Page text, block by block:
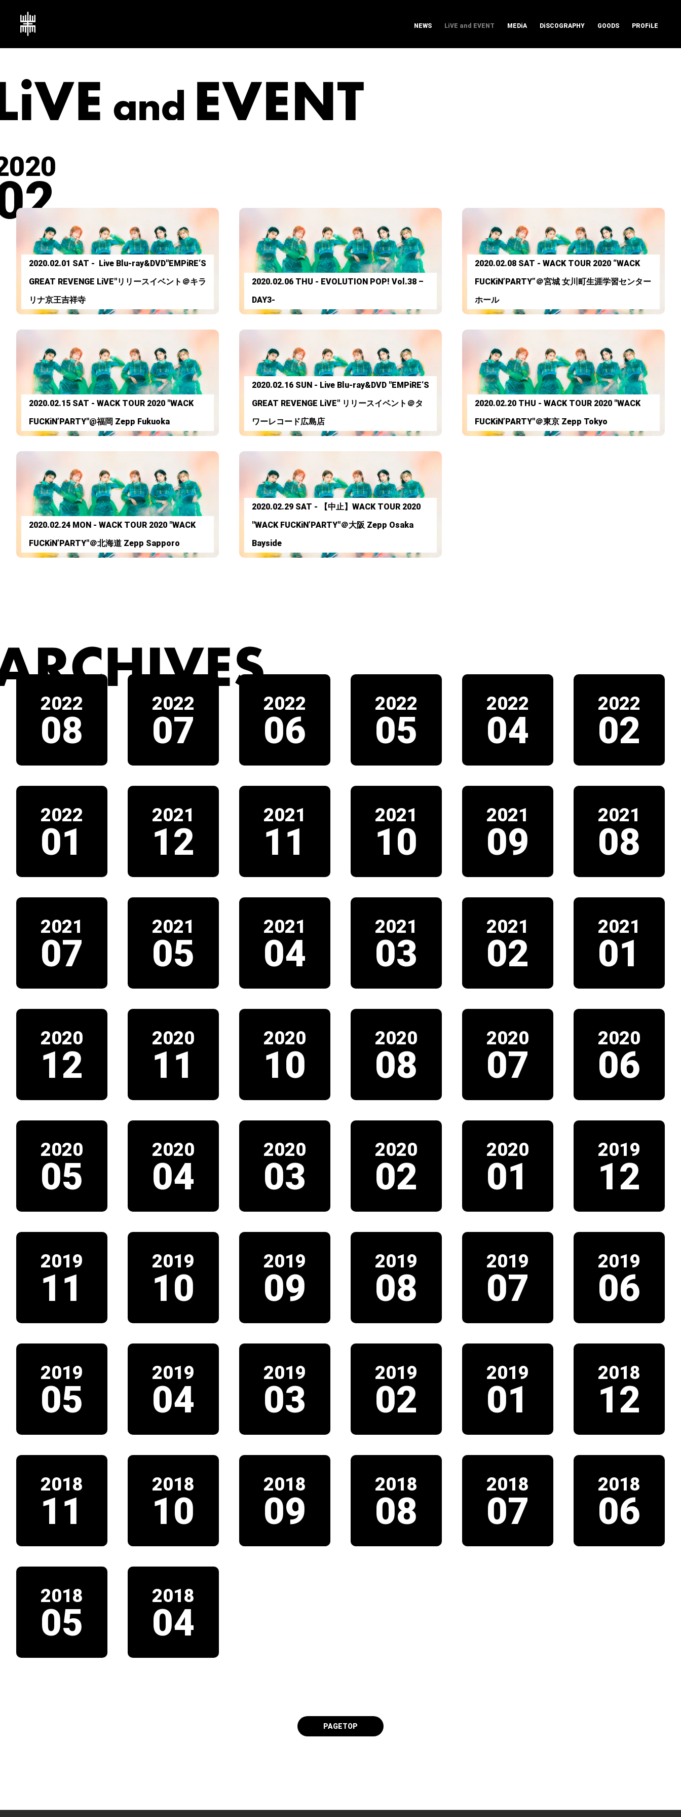
NEWS LiVE and EVENT MEDiA DiSCOGRAPHY GOODS PROFiLE
2020.02.01 SAT - Live Blu-ray&DVD"EMPiRE‘S
GREAT REVENGE LiVE"リリースイベント＠キラ
リナ京王吉祥寺
2020.02.06 THU - EVOLUTION POP! Vol.38 –
DAY3-
2020.02.08 SAT - WACK TOUR 2020 “WACK
FUCKiN’PARTY”＠宮城 女川町生涯学習センター
ホール
2020.02.15 SAT - WACK TOUR 2020 "WACK
FUCKiN’PARTY"@福岡 Zepp Fukuoka
2020.02.16 SUN - Live Blu-ray&DVD "EMPiRE‘S
GREAT REVENGE LiVE" リリースイベント＠タ
ワーレコード広島店
2020.02.20 THU - WACK TOUR 2020 "WACK
FUCKiN’PARTY"＠東京 Zepp Tokyo
2020.02.24 MON - WACK TOUR 2020 "WACK
FUCKiN’PARTY"＠北海道 Zepp Sapporo
2020.02.29 SAT - 【中止】WACK TOUR 2020
"WACK FUCKiN’PARTY"＠大阪 Zepp Osaka
Bayside
2022
08
2022
07
2022
06
2022
05
2022
04
2022
02
2022
01
2021
12
2021
11
2021
10
2021
09
2021
08
2021
07
2021
05
2021
04
2021
03
2021
02
2021
01
2020
12
2020
11
2020
10
2020
08
2020
07
2020
06
2020
05
2020
04
2020
03
2020
02
2020
01
2019
12
2019
11
2019
10
2019
09
2019
08
2019
07
2019
06
2019
05
2019
04
2019
03
2019
02
2019
01
2018
12
2018
11
2018
10
2018
09
2018
08
2018
07
2018
06
2018
05
2018
04
PAGETOP